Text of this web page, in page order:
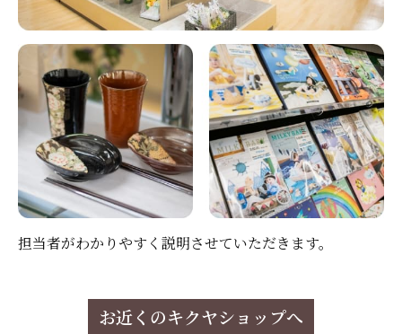
担当者がわかりやすく説明させていただきます。
お近くのキクヤショップへ